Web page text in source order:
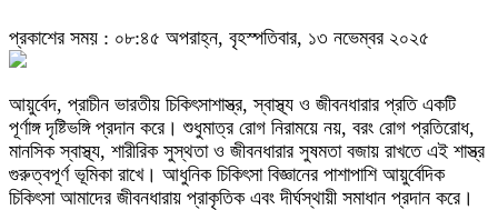
প্রকাশের সময় : ০৮:৪৫ অপরাহ্ন, বৃহস্পতিবার, ১৩ নভেম্বর ২০২৫
আয়ুর্বেদ, প্রাচীন ভারতীয় চিকিৎসাশাস্ত্র, স্বাস্থ্য ও জীবনধারার প্রতি একটি
পূর্ণাঙ্গ দৃষ্টিভঙ্গি প্রদান করে। শুধুমাত্র রোগ নিরাময়ে নয়, বরং রোগ প্রতিরোধ,
মানসিক স্বাস্থ্য, শারীরিক সুস্থতা ও জীবনধারার সুষমতা বজায় রাখতে এই শাস্ত্র
গুরুত্বপূর্ণ ভূমিকা রাখে। আধুনিক চিকিৎসা বিজ্ঞানের পাশাপাশি আয়ুর্বেদিক
চিকিৎসা আমাদের জীবনধারায় প্রাকৃতিক এবং দীর্ঘস্থায়ী সমাধান প্রদান করে।